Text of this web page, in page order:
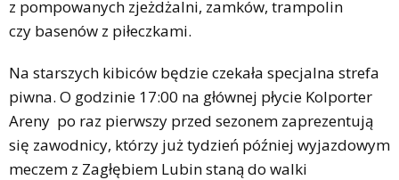
z pompowanych zjeżdżalni, zamków, trampolin
czy basenów z piłeczkami.
Na starszych kibiców będzie czekała specjalna strefa
piwna. O godzinie 17:00 na głównej płycie Kolporter
Areny po raz pierwszy przed sezonem zaprezentują
się zawodnicy, którzy już tydzień później wyjazdowym
meczem z Zagłębiem Lubin staną do walki